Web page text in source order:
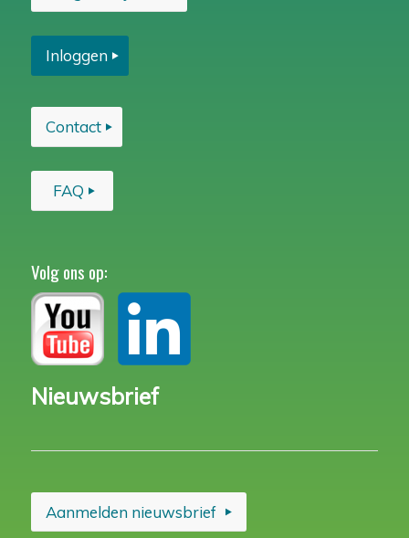
Inloggen
Contact
FAQ
Volg ons op:
Nieuwsbrief
Aanmelden nieuwsbrief